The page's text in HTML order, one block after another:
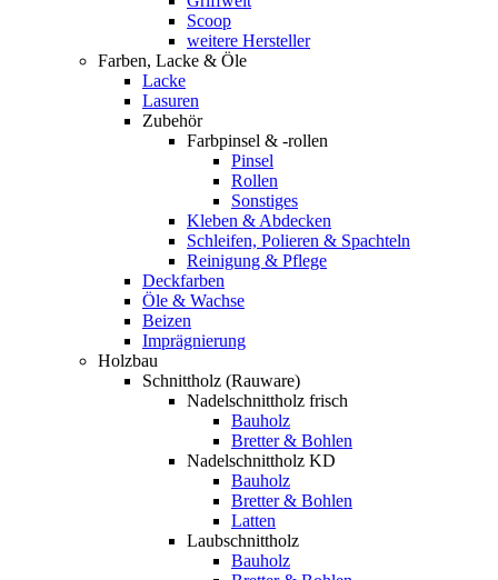
Scoop
weitere Hersteller
Farben, Lacke & Öle
Lacke
Lasuren
Zubehör
Farbpinsel & -rollen
Pinsel
Rollen
Sonstiges
Kleben & Abdecken
Schleifen, Polieren & Spachteln
Reinigung & Pflege
Deckfarben
Öle & Wachse
Beizen
Imprägnierung
Holzbau
Schnittholz (Rauware)
Nadelschnittholz frisch
Bauholz
Bretter & Bohlen
Nadelschnittholz KD
Bauholz
Bretter & Bohlen
Latten
Laubschnittholz
Bauholz